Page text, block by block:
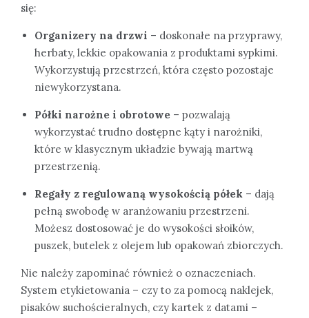
się:
Organizery na drzwi – doskonałe na przyprawy,
herbaty, lekkie opakowania z produktami sypkimi.
Wykorzystują przestrzeń, która często pozostaje
niewykorzystana.
Półki narożne i obrotowe – pozwalają
wykorzystać trudno dostępne kąty i narożniki,
które w klasycznym układzie bywają martwą
przestrzenią.
Regały z regulowaną wysokością półek – dają
pełną swobodę w aranżowaniu przestrzeni.
Możesz dostosować je do wysokości słoików,
puszek, butelek z olejem lub opakowań zbiorczych.
Nie należy zapominać również o oznaczeniach.
System etykietowania – czy to za pomocą naklejek,
pisaków suchościeralnych, czy kartek z datami –